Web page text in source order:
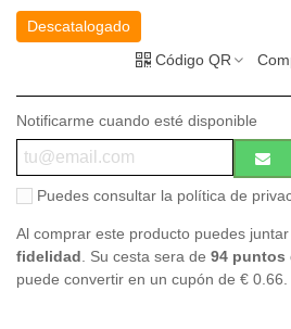
Descatalogado
Código QR
Notificarme cuando esté disponible
Puedes consultar la política de
Al comprar este producto puedes
fidelidad . Su cesta sera de 94 puntos
puede convertir en un cupón de € 0.66